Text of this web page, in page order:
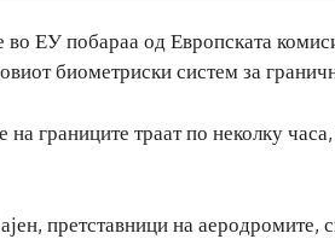
ЕУ побараа од Европската
биометриски систем за
на границите траат по неколку
претставници на аеродромите,